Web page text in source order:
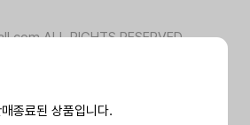
종료된 상품입니다.
ALL RIGHTS RESERVED